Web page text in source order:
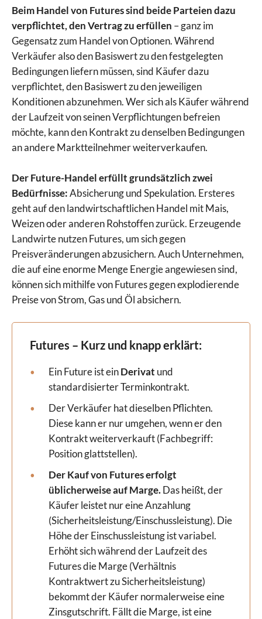
Beim Handel von Futures sind beide Parteien dazu
verpflichtet, den Vertrag zu erfüllen – ganz im
Gegensatz zum Handel von Optionen. Während
Verkäufer also den Basiswert zu den festgelegten
Bedingungen liefern müssen, sind Käufer dazu
verpflichtet, den Basiswert zu den jeweiligen
Konditionen abzunehmen. Wer sich als Käufer während
der Laufzeit von seinen Verpflichtungen befreien
möchte, kann den Kontrakt zu denselben Bedingungen
an andere Marktteilnehmer weiterverkaufen.
Der Future-Handel erfüllt grundsätzlich zwei
Bedürfnisse:Absicherung und Spekulation. Ersteres
geht auf den landwirtschaftlichen Handel mit Mais,
Weizen oder anderen Rohstoffen zurück. Erzeugende
Landwirte nutzen Futures, um sich gegen
Preisveränderungen abzusichern. Auch Unternehmen,
die auf eine enorme Menge Energie angewiesen sind,
können sich mithilfe von Futures gegen explodierende
Preise von Strom, Gas und Öl absichern.
Futures – Kurz und knapp erklärt:
Ein Future ist einDerivat und
standardisierter Terminkontrakt.
Der Verkäufer hat dieselben Pflichten.
Diese kann er nur umgehen, wenn er den
Kontrakt weiterverkauft (Fachbegriff:
Position glattstellen).
Der Kauf von Futures erfolgt
üblicherweise auf Marge.Das heißt, der
Käufer leistet nur eine Anzahlung
(Sicherheitsleistung/Einschussleistung). Die
Höhe der Einschussleistung ist variabel.
Erhöht sich während der Laufzeit des
Futures die Marge (Verhältnis
Kontraktwert zu Sicherheitsleistung)
bekommt der Käufer normalerweise eine
Zinsgutschrift. Fällt die Marge, ist eine